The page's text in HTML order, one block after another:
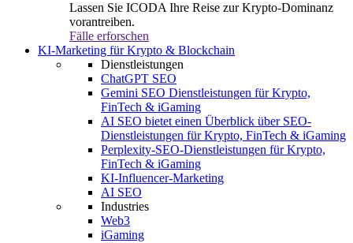
Lassen Sie ICODA Ihre Reise zur Krypto-Dominanz
vorantreiben.
Fälle erforschen
KI-Marketing für Krypto & Blockchain
Dienstleistungen
ChatGPT SEO
Gemini SEO Dienstleistungen für Krypto,
FinTech & iGaming
AI SEO bietet einen Überblick über SEO-
Dienstleistungen für Krypto, FinTech & iGaming
Perplexity-SEO-Dienstleistungen für Krypto,
FinTech & iGaming
KI-Influencer-Marketing
AI SEO
Industries
Web3
iGaming